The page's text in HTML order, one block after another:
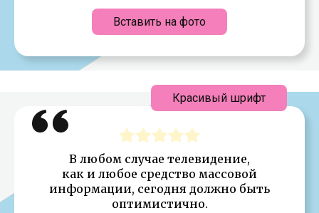
Вставить на фото
В любом случае телевидение,
как и любое средство массовой
информации, сегодня должно быть
оптимистично.
Красивый шрифт